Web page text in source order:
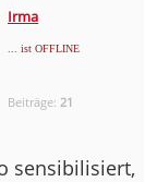
Irma
... ist OFFLINE
Beiträge: 21
sensibilisiert,